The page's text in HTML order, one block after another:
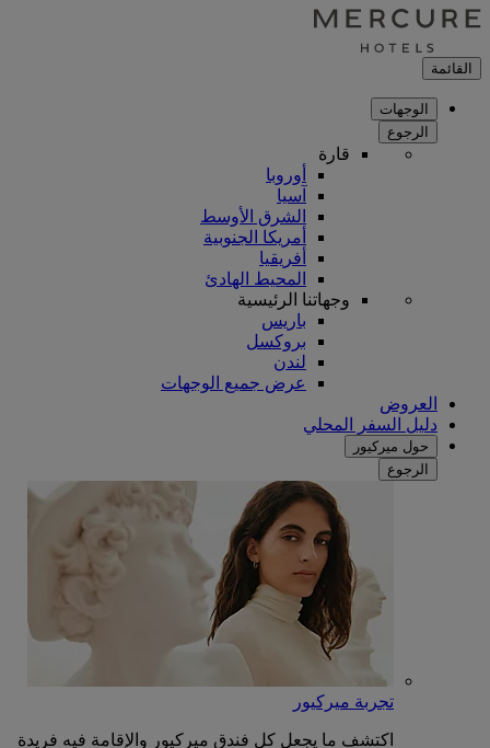
القائمة
الوجهات
الرجوع
قارة
أوروبا
آسيا
الشرق الأوسط
أمريكا الجنوبية
أفريقيا
المحيط الهادئ
وجهاتنا الرئيسية
باريس
بروكسل
لندن
عرض جميع الوجهات
العروض
دليل السفر المحلي
حول ميركيور
الرجوع
تجربة ميركيور
اكتشف ما يجعل كل فندق ميركيور والإقامة فيه فريدة